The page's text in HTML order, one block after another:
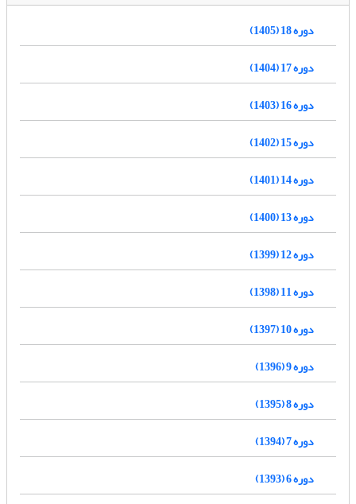
دوره 18 (1405)
دوره 17 (1404)
دوره 16 (1403)
دوره 15 (1402)
دوره 14 (1401)
دوره 13 (1400)
دوره 12 (1399)
دوره 11 (1398)
دوره 10 (1397)
دوره 9 (1396)
دوره 8 (1395)
دوره 7 (1394)
دوره 6 (1393)